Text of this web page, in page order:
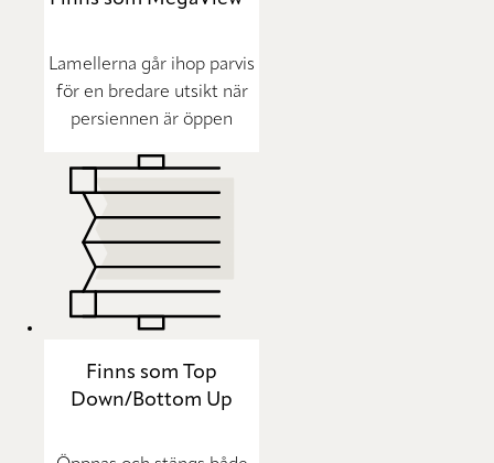
Lamellerna går ihop parvis
för en bredare utsikt när
persiennen är öppen
Finns som Top
Down/Bottom Up